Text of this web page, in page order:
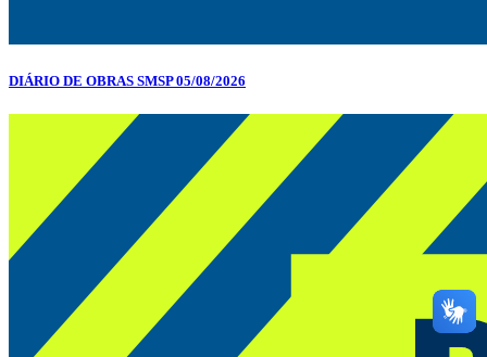
DIÁRIO DE OBRAS SMSP 05/08/2026